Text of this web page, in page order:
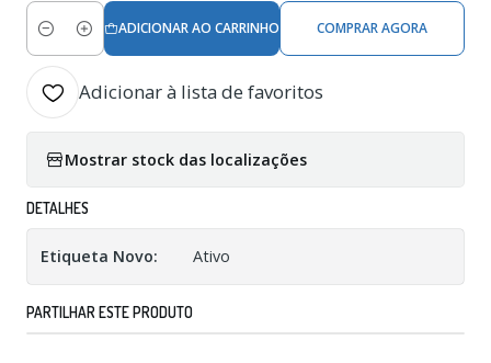
Quantidade
ADICIONAR AO CARRINHO COMPRAR AGORA
Adicionar à lista de favoritos
Mostrar stock das localizações
DETALHES
Etiqueta Novo: Ativo
PARTILHAR ESTE PRODUTO